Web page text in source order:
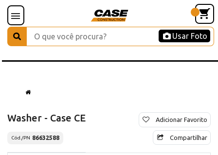
Usar Foto
Washer - Case CE
Cód./PN 86632588
Adicionar Favorito
Compartilhar